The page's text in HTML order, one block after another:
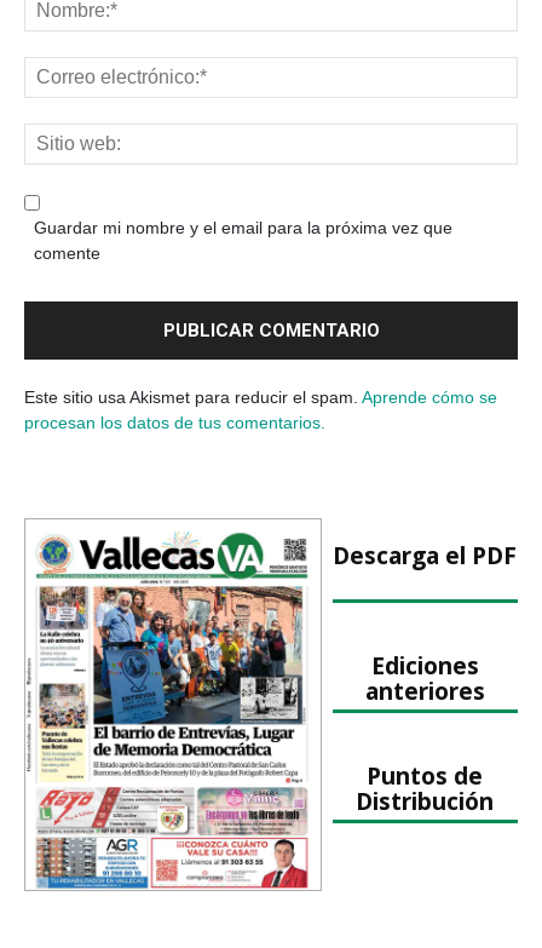
Guardar mi nombre y el email para la próxima vez que
comente
Este sitio usa Akismet para reducir el spam. Aprende cómo se
procesan los datos de tus comentarios.
Descarga el PDF
Ediciones
anteriores
Puntos de
Distribución